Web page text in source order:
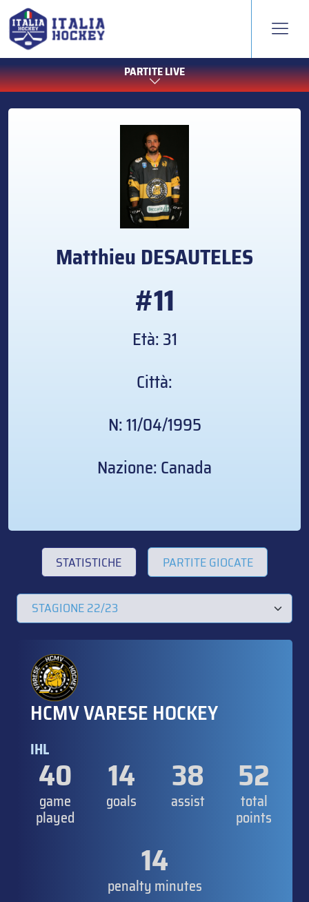
PARTITE LIVE
Matthieu DESAUTELES
#11
Età: 31
Città:
N: 11/04/1995
Nazione: Canada
STATISTICHE PARTITE GIOCATE
HCMV VARESE HOCKEY
IHL
40
game
played
14
goals
38
assist
52
total
points
14
penalty minutes